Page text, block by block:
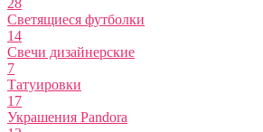
28
Светящиеся футболки
14
Свечи дизайнерские
7
Татуировки
17
Украшения Pandora